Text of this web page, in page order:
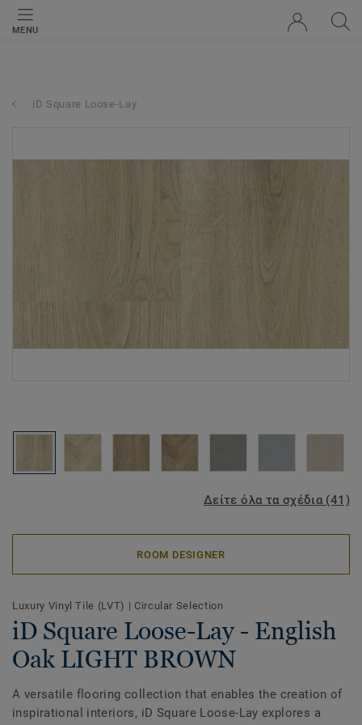
MENU
iD Square Loose-Lay
Δείτε όλα τα σχέδια (41)
ROOM DESIGNER
Luxury Vinyl Tile (LVT) | Circular Selection
iD Square Loose-Lay - English
Oak LIGHT BROWN
A versatile flooring collection that enables the creation of
inspirational interiors, iD Square Loose-Lay explores a